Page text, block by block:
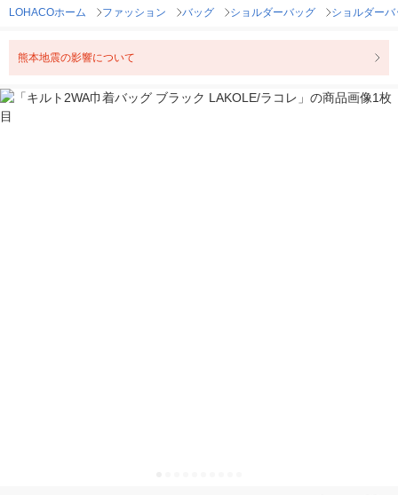
LOHACOホーム ファッション バッグ ショルダーバッグ ショルダーバ
熊本地震の影響について